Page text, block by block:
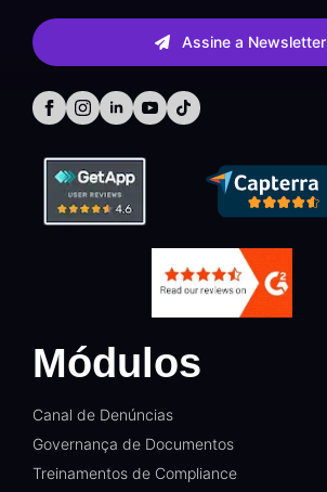
Assine a Newsletter
Módulos
Canal de Denúncias
Governança de Documentos
Treinamentos de Compliance